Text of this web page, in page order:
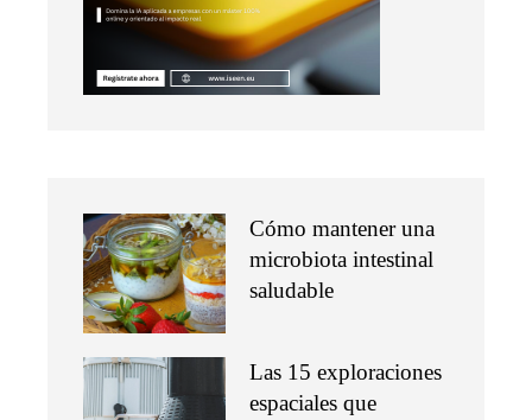
Cómo mantener una
microbiota intestinal
saludable
Las 15 exploraciones
espaciales que